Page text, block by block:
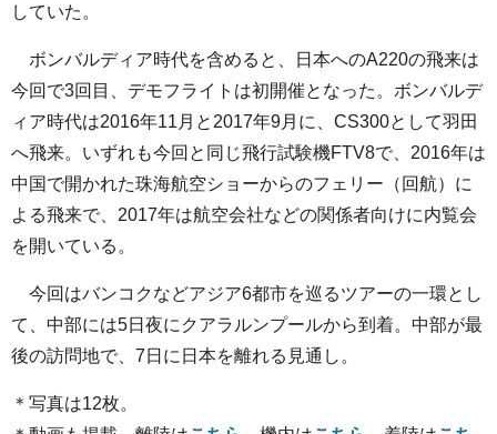
していた。
ボンバルディア時代を含めると、日本へのA220の飛来は
今回で3回目、デモフライトは初開催となった。ボンバルデ
ィア時代は2016年11月と2017年9月に、CS300として羽田
へ飛来。いずれも今回と同じ飛行試験機FTV8で、2016年は
中国で開かれた珠海航空ショーからのフェリー（回航）に
よる飛来で、2017年は航空会社などの関係者向けに内覧会
を開いている。
今回はバンコクなどアジア6都市を巡るツアーの一環とし
て、中部には5日夜にクアラルンプールから到着。中部が最
後の訪問地で、7日に日本を離れる見通し。
＊写真は12枚。